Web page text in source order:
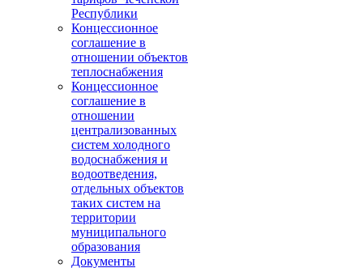
Республики
Концессионное
соглашение в
отношении объектов
теплоснабжения
Концессионное
соглашение в
отношении
централизованных
систем холодного
водоснабжения и
водоотведения,
отдельных объектов
таких систем на
территории
муниципального
образования
Документы